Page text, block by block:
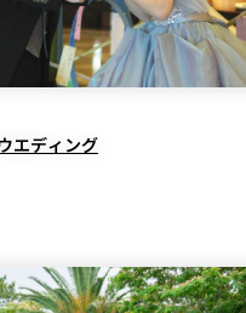
エディング